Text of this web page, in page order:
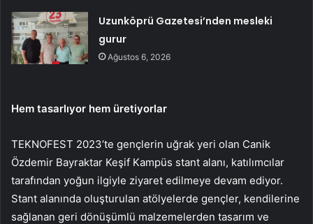
Uzunköprü Gazetesi’nden mesleki
gurur
Ağustos 6, 2026
Hem tasarlıyor hem üretiyorlar
TEKNOFEST 2023’te gençlerin uğrak yeri olan Canik
Özdemir Bayraktar Keşif Kampüs stant alanı, katılımcılar
tarafından yoğun ilgiyle ziyaret edilmeye devam ediyor.
Stant alanında oluşturulan atölyelerde gençler, kendilerine
sağlanan geri dönüşümlü malzemelerden tasarım ve